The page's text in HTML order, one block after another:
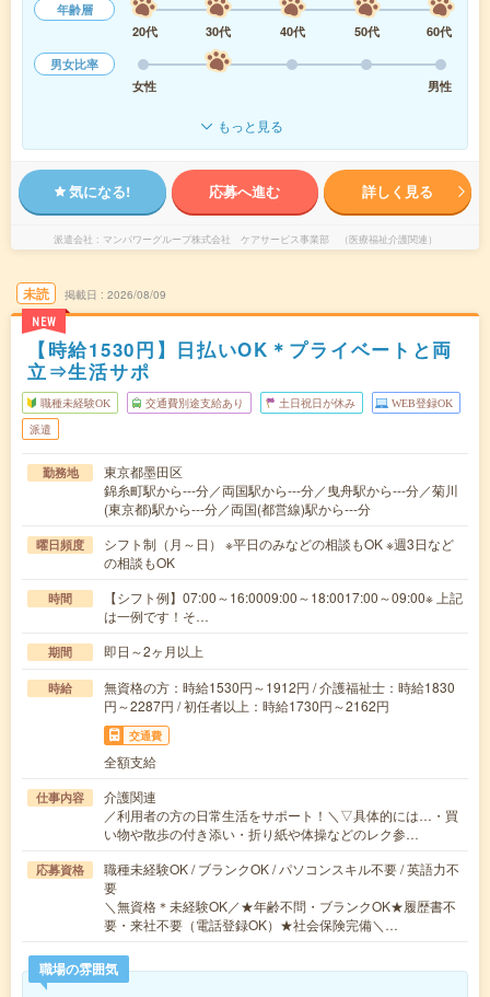
年齢層
20代
30代 40代 50代
60代
男女比率
女性
男性
もっと見る
気になる! 応募へ進む 詳しく見る
派遣会社 マンパワーグループ株式会社 ケアサービス事業部 （医療福祉介護関連）
未読
NEW
掲載日 2026/08/09
【時給1530円】日払いOK＊プライベートと両
立⇒生活サポ
職種未経験OK 交通費別途支給あり 土日祝日が休み WEB登録OK
派遣
勤務地
東京都墨田区
錦糸町駅から---分／両国駅から---分／曳舟駅から---分／菊川
(東京都)駅から---分／両国(都営線)駅から---分
曜日頻度
シフト制（月～日） ※平日のみなどの相談もOK ※週3日など
の相談もOK
時間
【シフト例】07:00～16:0009:00～18:0017:00～09:00※ 上記
は一例です！そ…
期間 即日～2ヶ月以上
時給
無資格の方：時給1530円～1912円 / 介護福祉士：時給1830
円～2287円 / 初任者以上：時給1730円～2162円
交通費
全額支給
仕事内容
介護関連
／利用者の方の日常生活をサポート！＼▽具体的には…・買
い物や散歩の付き添い・折り紙や体操などのレク参…
応募資格
職種未経験OK / ブランクOK / パソコンスキル不要 / 英語力不
要
＼無資格＊未経験OK／★年齢不問・ブランクOK★履歴書不
要・来社不要（電話登録OK）★社会保険完備＼…
職場の雰囲気